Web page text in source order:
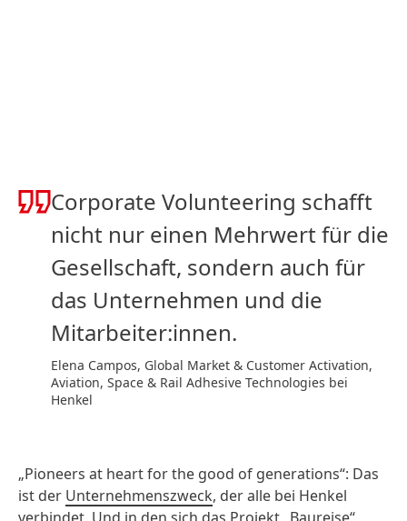
Corporate Volunteering schafft
nicht nur einen Mehrwert für die
Gesellschaft, sondern auch für
das Unternehmen und die
Mitarbeiter:innen.
Elena Campos, Global Market & Customer Activation,
Aviation, Space & Rail Adhesive Technologies bei
Henkel
„Pioneers at heart for the good of generations“: Das
ist der Unternehmenszweck, der alle bei Henkel